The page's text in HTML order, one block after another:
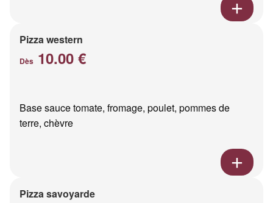
Pizza western
Dès 10.00 €
Base sauce tomate, fromage, poulet, pommes de
terre, chèvre
Pizza savoyarde